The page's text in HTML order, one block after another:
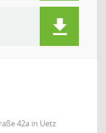
42a in Uetz